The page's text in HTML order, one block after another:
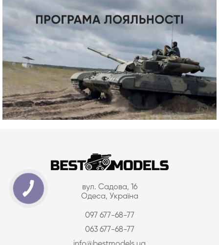
вул. Садова, 16
Одеса, Україна
097 677-68-77
063 677-68-77